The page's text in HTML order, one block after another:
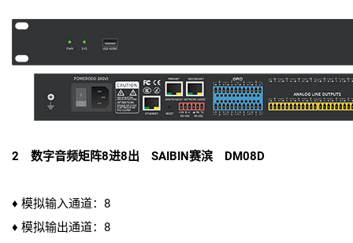
2 数字音频矩阵8进8出 SAIBIN赛滨 DM08D
♦ 模拟输入通道：8
♦ 模拟输出通道：8